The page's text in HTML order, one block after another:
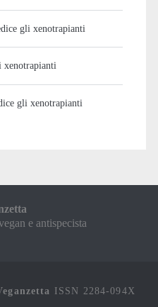
gli xenotrapianti
xenotrapianti
gli xenotrapianti
e antispecista
ISSN 2284-094X